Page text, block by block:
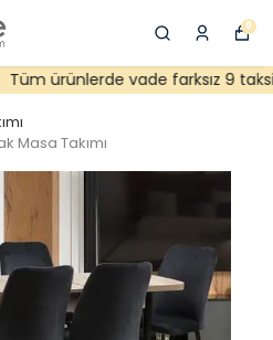
0
Tüm ürünlerde vade farksız 9 taksit
Masa Takımı